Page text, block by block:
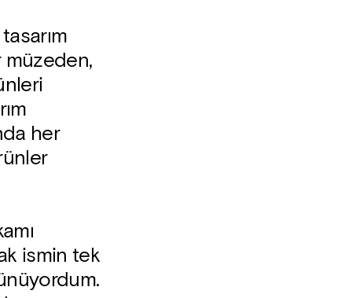
müzeden,
her
ismin tek